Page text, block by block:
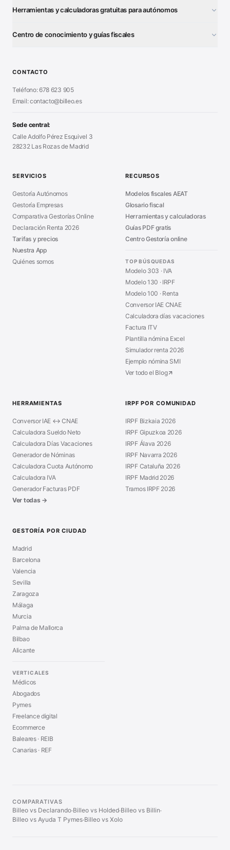
Herramientas y calculadoras gratuitas para autónomos
Generador Nóminas
■ Generador Presupuestos
Generador Facturas
■Modelo Nómina PDF
■Calculadora Vacaciones
Centro de conocimiento y guías fiscales
■Alta Autónomo Paso a Paso
Declaración Renta 2026
■Certificado Digital
■Sanciones Hacienda
■Asesoría en Madrid
CONTACTO
Teléfono: 678 623 905
Email: contacto@billeo.es
Sede central:
Calle Adolfo Pérez Esquivel 3
28232 Las Rozas de Madrid
SERVICIOS
Gestoría Autónomos
Gestoría Empresas
Comparativa Gestorías Online
Declaración Renta 2026
Tarifas y precios
Nuestra App
Quiénes somos
RECURSOS
Modelos fiscales AEAT
Glosario fiscal
Herramientas y calculadoras
Guías PDF gratis
Centro Gestoría online
TOP BÚSQUEDAS
Modelo 303 · IVA
Modelo 130 · IRPF
Modelo 100 · Renta
Conversor IAE CNAE
Calculadora días vacaciones
Factura ITV
Plantilla nómina Excel
Simulador renta 2026
Ejemplo nómina SMI
Ver todo el Blog
HERRAMIENTAS
Conversor IAE ↔ CNAE
Calculadora Sueldo Neto
Calculadora Días Vacaciones
Generador de Nóminas
Calculadora Cuota Autónomo
Calculadora IVA
Generador Facturas PDF
Ver todas →
IRPF POR COMUNIDAD
IRPF Bizkaia 2026
IRPF Gipuzkoa 2026
IRPF Álava 2026
IRPF Navarra 2026
IRPF Cataluña 2026
IRPF Madrid 2026
Tramos IRPF 2026
GESTORÍA POR CIUDAD
Madrid
Barcelona
Valencia
Sevilla
Zaragoza
Málaga
Murcia
Palma de Mallorca
Bilbao
Alicante
VERTICALES
Médicos
Abogados
Pymes
Freelance digital
Ecommerce
Baleares · REIB
Canarias · REF
COMPARATIVAS
Billeo vs Declarando·Billeo vs Holded·Billeo vs Billin·
Billeo vs Ayuda T Pymes·Billeo vs Xolo